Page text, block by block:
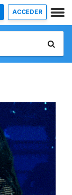
ACCEDER